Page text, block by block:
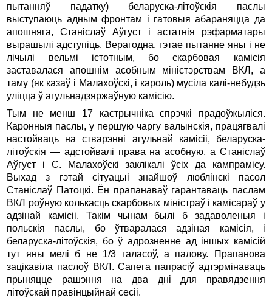
пытанняў падатку) беларуска-літоўскія паслы
выступаюць адным фронтам і гатовыя абараняцца да
апошняга, Станіслаў Аўгуст і астатнія рэфарматары
вырашылі адступіць. Верагодна, гэтае пытанне яны і не
лічылі вельмі істотным, бо скарбовая камісія
заставалася апошнім асобным міністэрствам ВКЛ, а
таму (як казаў і Малахоўскі, і кароль) мусіла калі-небудзь
уліцца ў агульнадзяржаўную камісію.
Тым не менш 17 кастрычніка спрэчкі прадоўжыліся.
Каронныя паслы, у першую чаргу валынскія, працягвалі
настойваць на стварэнні агульнай камісіі, беларуска-
літоўскія — адстойвалі права на асобную, а Станіслаў
Аўгуст і С. Малахоўскі заклікалі ўсіх да кампрамісу.
Выхад з гэтай сітуацыі знайшоў люблінскі пасол
Станіслаў Патоцкі. Ён прапанаваў гарантаваць паслам
ВКЛ роўную колькасць скарбовых міністраў і камісараў у
адзінай камісіі. Такім чынам былі б задаволеныя і
польскія паслы, бо ўтваралася адзіная камісія, і
беларуска-літоўскія, бо ў адрозненне ад іншых камісій
тут яны мелі б не 1/3 галасоў, а палову. Прапанова
зацікавіла паслоў ВКЛ. Сапега папрасіў адтэрмінаваць
прыняцце рашэння на два дні для правядзення
літоўскай правінцыйнай сесіі.